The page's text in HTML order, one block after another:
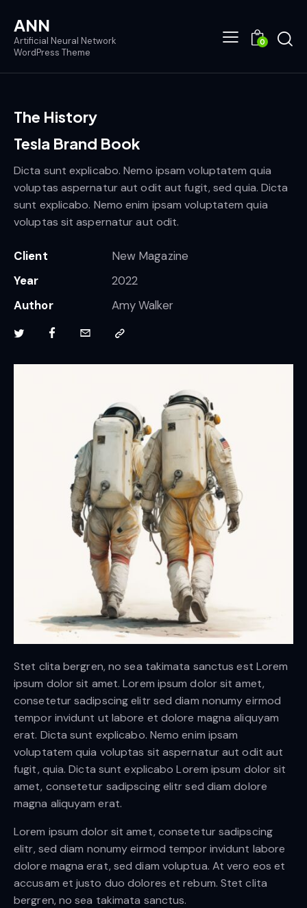
ANN
Artificial Neural Network
WordPress Theme
0
The History
Tesla Brand Book
Dicta sunt explicabo. Nemo ipsam voluptatem quia
voluptas aspernatur aut odit aut fugit, sed quia. Dicta
sunt explicabo. Nemo enim ipsam voluptatem quia
voluptas sit aspernatur aut odit.
Client
New Magazine
Year
2022
Author
Amy Walker
Stet clita bergren, no sea takimata sanctus est Lorem
ipsum dolor sit amet. Lorem ipsum dolor sit amet,
consetetur sadipscing elitr sed diam nonumy eirmod
tempor invidunt ut labore et dolore magna aliquyam
erat. Dicta sunt explicabo. Nemo enim ipsam
voluptatem quia voluptas sit aspernatur aut odit aut
fugit, quia. Dicta sunt explicabo Lorem ipsum dolor sit
amet, consetetur sadipscing elitr sed diam dolore
magna aliquyam erat.
Lorem ipsum dolor sit amet, consetetur sadipscing
elitr, sed diam nonumy eirmod tempor invidunt labore
dolore magna erat, sed diam voluptua. At vero eos et
accusam et justo duo dolores et rebum. Stet clita
bergren, no sea takimata sanctus.